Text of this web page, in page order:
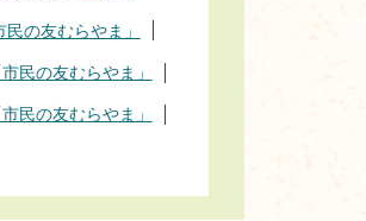
の友むらやま」
民の友むらやま」
民の友むらやま」